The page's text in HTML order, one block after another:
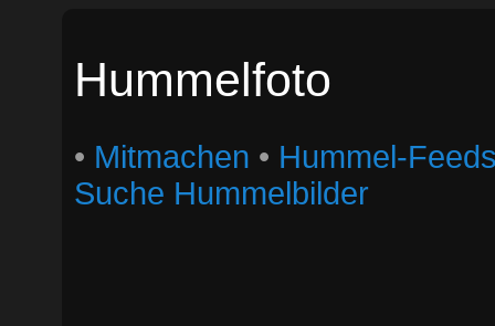
Hummelfoto
• Mitmachen • Hummel-
Suche Hummelbilder